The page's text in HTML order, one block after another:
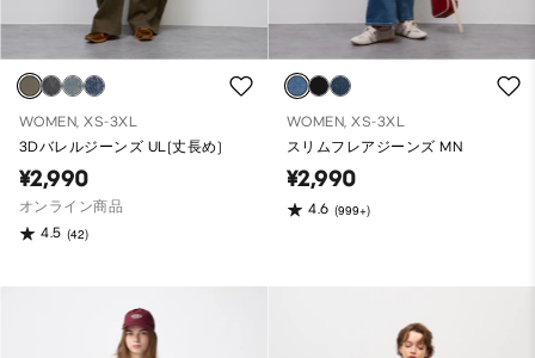
WOMEN, XS-3XL
3Dバレルジーンズ UL(丈長め)
¥2,990
オンライン商品
4.5 (42)
WOMEN, XS-3XL
スリムフレアジーンズ MN
¥2,990
4.6 (999+)